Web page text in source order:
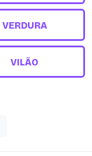
VERDURA
VILÃO